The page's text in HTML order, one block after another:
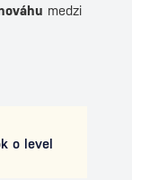
o level
medzi